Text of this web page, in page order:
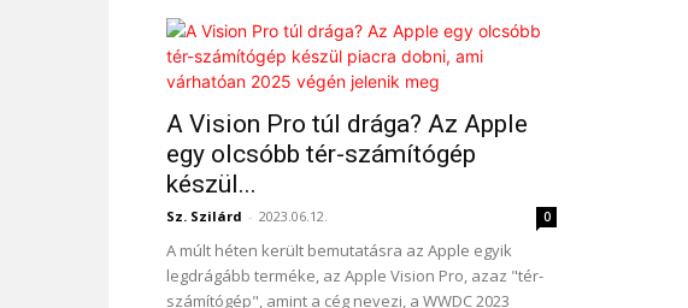
A Vision Pro túl drága? Az Apple
egy olcsóbb tér-számítógép
készül...
Sz. Szilárd - 2023.06.12. 0
A múlt héten került bemutatásra az Apple egyik
legdrágább terméke, az Apple Vision Pro, azaz "tér-
számítógép", amint a cég nevezi, a WWDC 2023